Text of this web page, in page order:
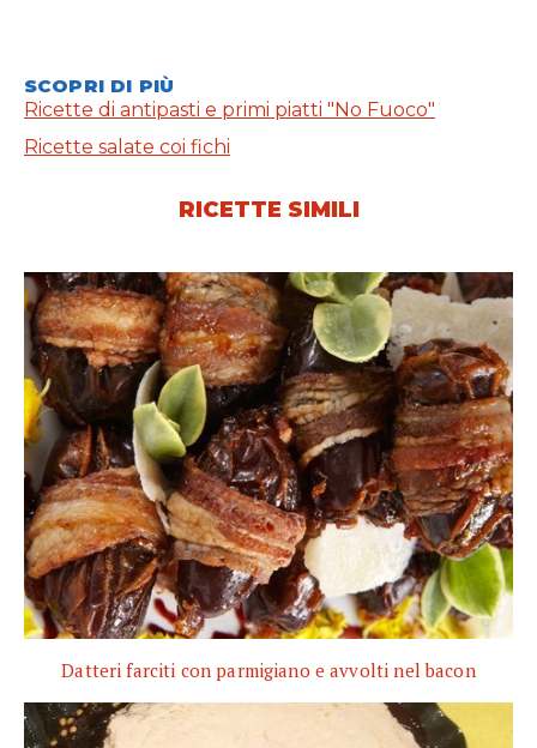
SCOPRI DI PIÙ
Ricette di antipasti e primi piatti "No Fuoco"
Ricette salate coi fichi
RICETTE SIMILI
Datteri farciti con parmigiano e avvolti nel bacon